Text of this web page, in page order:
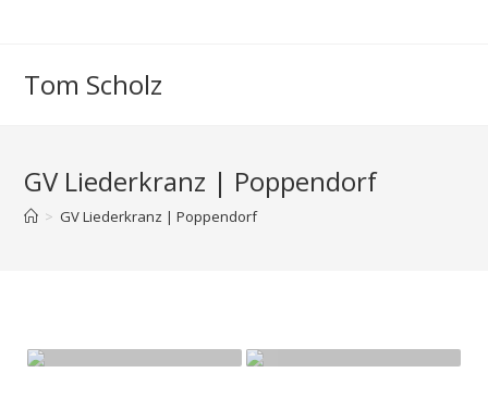
Tom Scholz
GV Liederkranz | Poppendorf
> GV Liederkranz | Poppendorf